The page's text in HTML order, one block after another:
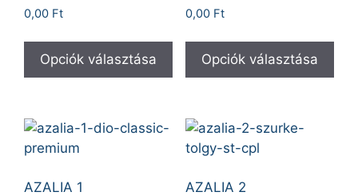
0,00 Ft
Opciók választása
0,00 Ft
Opciók választása
AZALIA 1 AZALIA 2